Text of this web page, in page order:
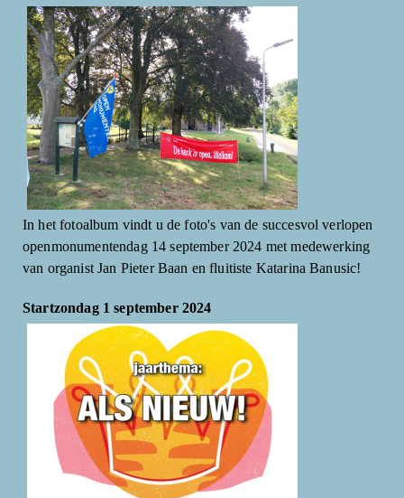
In het fotoalbum vindt u de foto's van de succesvol verlopen
openmonumentendag 14 september 2024 met medewerking
van organist Jan Pieter Baan en fluitiste Katarina Banusic!
Startzondag 1 september 2024